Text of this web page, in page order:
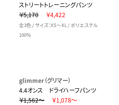
ストリートトレーニングパンツ
￥5,170
￥4,422
全3色 / サイズ：XS～XL / ポリエステル
100％
glimmer（グリマー）
4.4オンス ドライハーフパンツ
￥1,562～
￥1,078～